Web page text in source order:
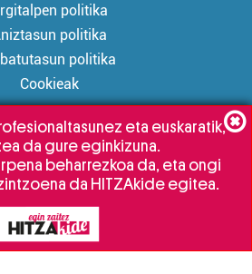
politika
politika
politika
Cookieak
Babesleak:
eta euskaratik,
da gure eginkizuna.
beharrezkoa da, eta ongi
da HITZAkide egitea.